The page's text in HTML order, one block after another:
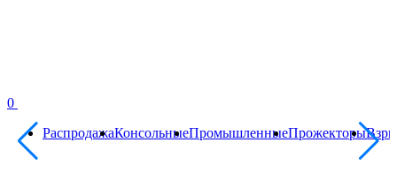
0
РаспродажаКонсольныеПромышленныеПрожекторы